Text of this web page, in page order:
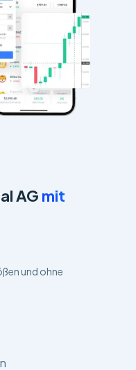
AG mit
und ohne